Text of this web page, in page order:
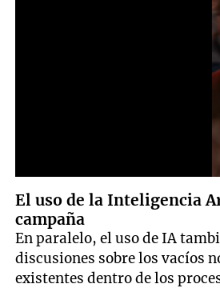
El uso de la Inteligencia
campaña
En paralelo, el uso de IA
discusiones sobre los vacíos
existentes dentro de los